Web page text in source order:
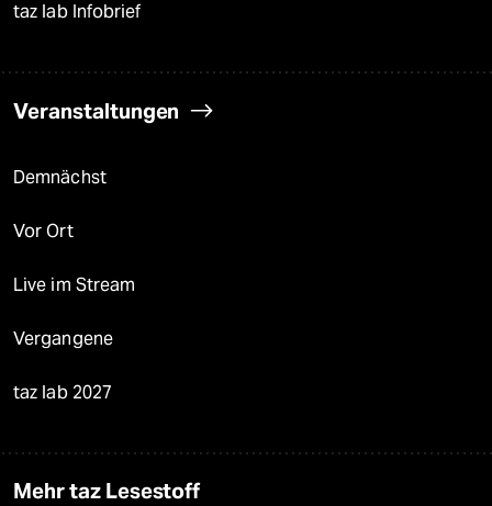
taz lab Infobrief
Veranstaltungen
Demnächst
Vor Ort
Live im Stream
Vergangene
taz lab 2027
Mehr taz Lesestoff